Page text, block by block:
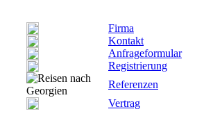
Firma
Kontakt
Anfrageformular
Registrierung
Referenzen
Vertrag